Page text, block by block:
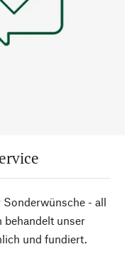
Sonderwünsche - all
behandelt unser
und fundiert.